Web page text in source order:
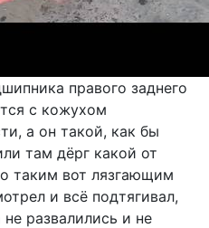
правого заднего
с кожухом
а он такой, как бы
там дёрг какой от
таким вот лязгающим
и всё подтягивал,
развалились и не